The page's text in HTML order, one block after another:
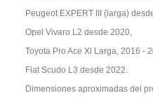
Peugeot EXPERT III (larga)
Opel Vivaro L2 desde 2020,
Toyota Pro Ace Xl Larga, 2016 -
Fiat Scudo L3 desde 2022.
Dimensiones aproximadas del